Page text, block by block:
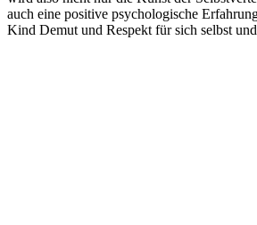
auch eine positive psychologische
Kind Demut und Respekt für sich selbst